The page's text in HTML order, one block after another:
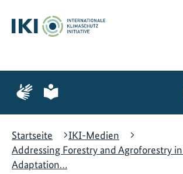
Hauptinhalt
springen
Suche
springen
Hauptnavigation
springen
Zur
Seite
Gebärdensprache
Zur
Seite
leichte
Startseite
IKI-Medien
Addressing Forestry and Agroforestry
Adaptation…